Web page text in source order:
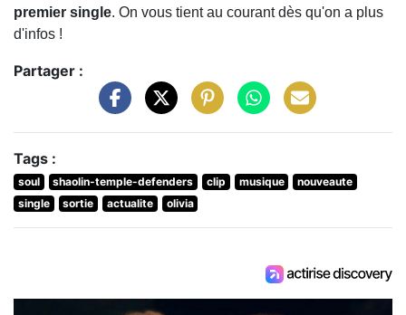
premier single. On vous tient au courant dès qu'on a plus
d'infos !
Partager :
Tags :
soul shaolin-temple-defenders clip musique
nouveaute
single
sortie actualite olivia